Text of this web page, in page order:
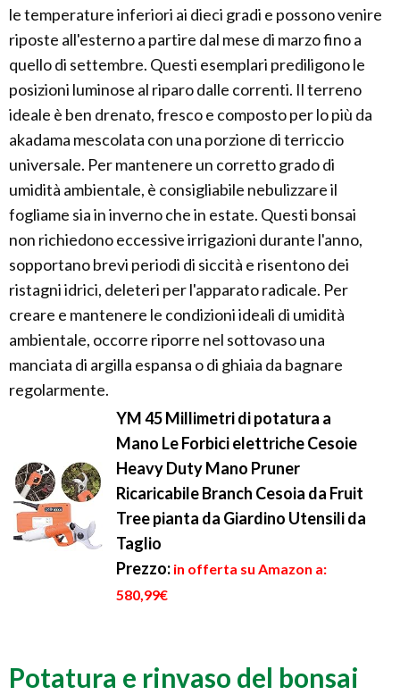
le temperature inferiori ai dieci gradi e possono venire
riposte all'esterno a partire dal mese di marzo fino a
quello di settembre. Questi esemplari prediligono le
posizioni luminose al riparo dalle correnti. Il terreno
ideale è ben drenato, fresco e composto per lo più da
akadama mescolata con una porzione di terriccio
universale. Per mantenere un corretto grado di
umidità ambientale, è consigliabile nebulizzare il
fogliame sia in inverno che in estate. Questi bonsai
non richiedono eccessive irrigazioni durante l'anno,
sopportano brevi periodi di siccità e risentono dei
ristagni idrici, deleteri per l'apparato radicale. Per
creare e mantenere le condizioni ideali di umidità
ambientale, occorre riporre nel sottovaso una
manciata di argilla espansa o di ghiaia da bagnare
regolarmente.
YM 45 Millimetri di potatura a
Mano Le Forbici elettriche Cesoie
Heavy Duty Mano Pruner
Ricaricabile Branch Cesoia da Fruit
Tree pianta da Giardino Utensili da
Taglio
Prezzo: in offerta su Amazon a:
580,99€
Potatura e rinvaso del bonsai